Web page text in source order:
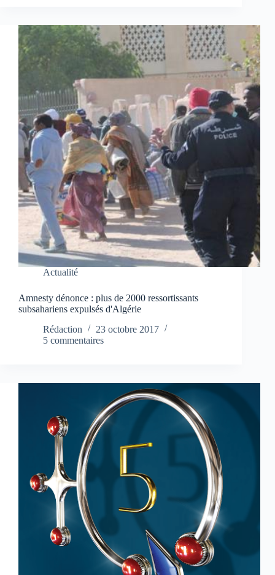
Actualité
Amnesty dénonce : plus de 2000 ressortissants
subsahariens expulsés d'Algérie
Rédaction
23 octobre 2017
5 commentaires